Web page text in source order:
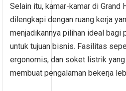
Selain itu, kamar-kamar di Grand
dilengkapi dengan ruang kerja
menjadikannya pilihan ideal bagi
untuk tujuan bisnis. Fasilitas
ergonomis, dan soket listrik
membuat pengalaman bekerja